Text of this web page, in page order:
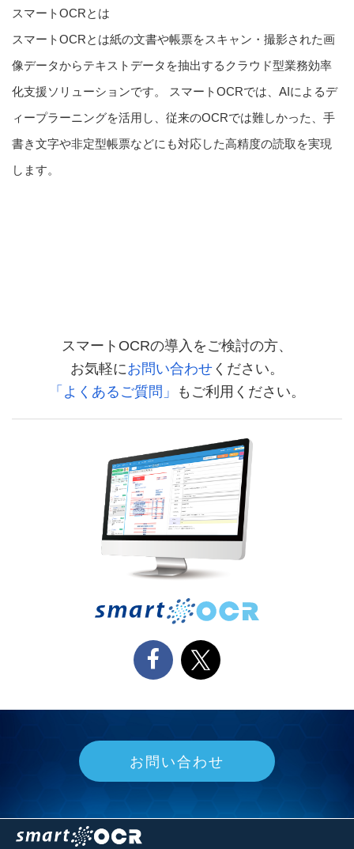
スマートOCRとは
スマートOCRとは紙の文書や帳票をスキャン・撮影された画
像データからテキストデータを抽出するクラウド型業務効率
化支援ソリューションです。 スマートOCRでは、AIによるデ
ィープラーニングを活用し、従来のOCRでは難しかった、手
書き文字や非定型帳票などにも対応した高精度の読取を実現
します。
スマートOCRの導入をご検討の方、
お気軽にお問い合わせ ください。
「よくあるご質問」
もご利用ください。
お問い合わせ